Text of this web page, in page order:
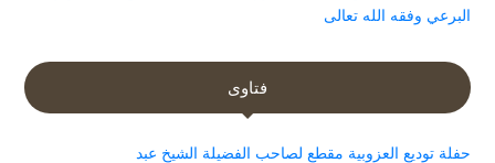
البرعي وفقه الله تعالى
فتاوى
حفلة توديع العزوبية مقطع لصاحب الفضيلة الشيخ عبد